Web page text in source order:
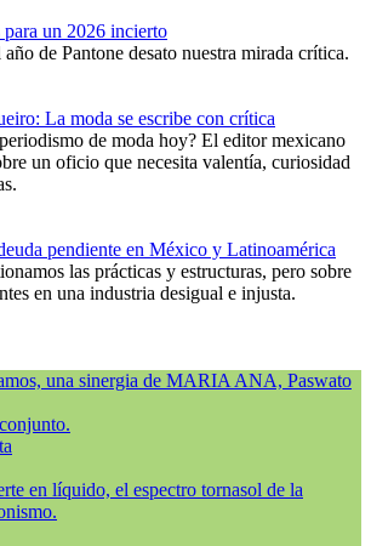
para un 2026 incierto
de Pantone desato nuestra mirada crítica.
La moda se escribe con crítica
de moda hoy? El editor mexicano
un oficio que necesita valentía, curiosidad
pendiente en México y Latinoamérica
las prácticas y estructuras, pero sobre
en una industria desigual e injusta.
una sinergia de MARIA ANA, Paswato
en líquido, el espectro tornasol de la